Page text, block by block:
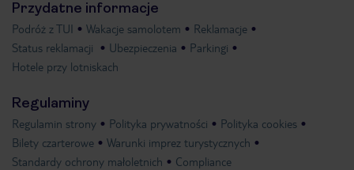
Przydatne informacje
Podróż z TUI Wakacje samolotem
Reklamacje
Status reklamacji
Ubezpieczenia
Parkingi
Hotele przy lotniskach
Regulaminy
Regulamin strony Polityka prywatności
Polityka cookies
Bilety czarterowe
Warunki imprez turystycznych
Standardy ochrony małoletnich
Compliance